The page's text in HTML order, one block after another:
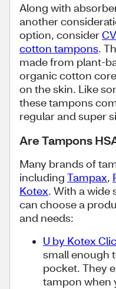
Along with
another
option, consider
cotton tampons.
made from plant-
organic cotton
on the skin. Like
these tampons
regular and super
Are Tampons
Many brands of
including Tampax,
Kotex. With a wide
can choose a
and needs:
U by Kotex
small enough
pocket. They
tampon when